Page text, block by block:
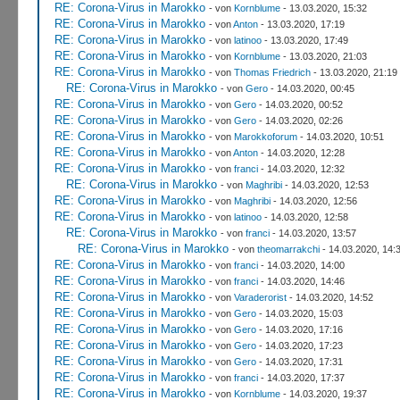
RE: Corona-Virus in Marokko - von Kornblume- 13.03.2020, 15:32
RE: Corona-Virus in Marokko - vonAnton- 13.03.2020, 17:19
RE: Corona-Virus in Marokko - von latinoo- 13.03.2020, 17:49
RE: Corona-Virus in Marokko - von Kornblume- 13.03.2020, 21:03
RE: Corona-Virus in Marokko - von Thomas Friedrich- 13.03.2020, 21:19
RE: Corona-Virus in Marokko - von Gero- 14.03.2020, 00:45
RE: Corona-Virus in Marokko - von Gero- 14.03.2020, 00:52
RE: Corona-Virus in Marokko - von Gero- 14.03.2020, 02:26
RE: Corona-Virus in Marokko - von Marokkoforum- 14.03.2020, 10:51
RE: Corona-Virus in Marokko - vonAnton- 14.03.2020, 12:28
RE: Corona-Virus in Marokko - von franci- 14.03.2020, 12:32
RE: Corona-Virus in Marokko - von Maghribi- 14.03.2020, 12:53
RE: Corona-Virus in Marokko - von Maghribi- 14.03.2020, 12:56
RE: Corona-Virus in Marokko - von latinoo- 14.03.2020, 12:58
RE: Corona-Virus in Marokko - von franci- 14.03.2020, 13:57
RE: Corona-Virus in Marokko - von theomarrakchi- 14.03.2020,
RE: Corona-Virus in Marokko - von franci- 14.03.2020, 14:00
RE: Corona-Virus in Marokko - von franci- 14.03.2020, 14:46
RE: Corona-Virus in Marokko - von Varaderorist- 14.03.2020, 14:52
RE: Corona-Virus in Marokko - von Gero- 14.03.2020, 15:03
RE: Corona-Virus in Marokko - von Gero- 14.03.2020, 17:16
RE: Corona-Virus in Marokko - von Gero- 14.03.2020, 17:23
RE: Corona-Virus in Marokko - von Gero- 14.03.2020, 17:31
RE: Corona-Virus in Marokko - von franci- 14.03.2020, 17:37
RE: Corona-Virus in Marokko - von Kornblume- 14.03.2020, 19:37